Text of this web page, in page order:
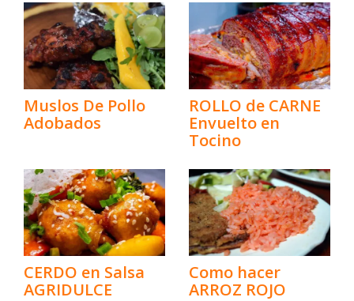
Muslos De Pollo
Adobados
ROLLO de CARNE
Envuelto en
Tocino
CERDO en Salsa
AGRIDULCE
Como hacer
ARROZ ROJO